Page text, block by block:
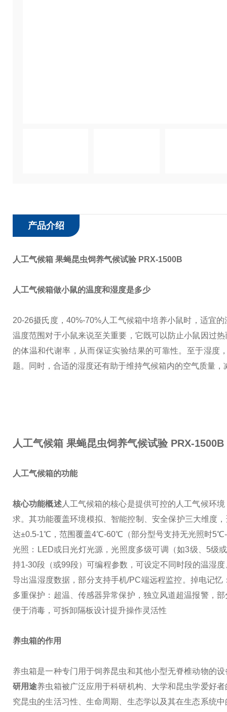
产品介绍
人工气候箱 果蝇昆虫饲养气候试验 PRX-1500B
人工气候箱做小鼠的温度和湿度是多少
20-26摄氏度，40%-70% 人工气候箱中培养小鼠时，适宜
温度范围对于小鼠来说至关重要，它既可以防止小鼠因过
的体温和代谢率，从而保证实验结果的可靠性。至于湿度
题。同时，合适的湿度还有助于维持气候箱内的空气质量
人工气候箱 果蝇昆虫饲养气候试验PRX-1500B
人工气候箱的功能
核心功能概述人工气候箱的核心是提供可控的人工气候环
求。其功能覆盖环境模拟、智能控制、安全保护三大维度
达±0.5-1℃，范围覆盖4℃-60℃（部分型号支持无光照时
光照：LED或日光灯光源，光照度多级可调（如3级、5级
持1-30段（或99段）可编程参数，可设定不同时段的温湿
导出温湿度数据，部分支持手机/PC端远程监控。 掉电记忆
多重保护：超温、传感器异常保护，独立风道超温报警，
便于消毒，可拆卸隔板设计提升操作灵活性
养虫箱的作用
养虫箱是一种专门用于饲养昆虫和其他小型无脊椎动物的
研用途养虫箱被广泛应用于科研机构、大学和昆虫学爱好
究昆虫的生活习性、生命周期、生态学以及其在生态系统